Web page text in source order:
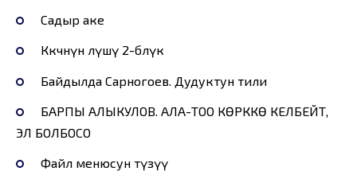
Садыр аке
Көкчөнүн өлүшү 2-бөлүк
Байдылда Сарногоев. Дудуктун тили
БАРПЫ АЛЫКУЛОВ. АЛА-ТОО КӨРККӨ КЕЛБЕЙТ,
ЭЛ БОЛБОСО
Файл менюсун түзүү